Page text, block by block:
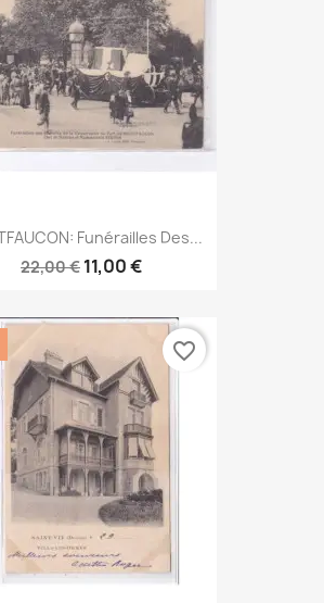
Funérailles Des...
22,00 € 11,00 €
favorite_border